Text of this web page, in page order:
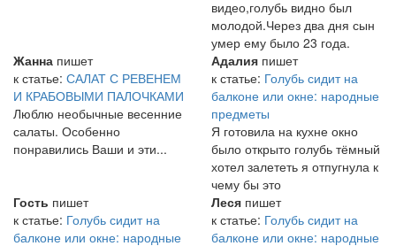
видео,голубь видно был
молодой.Через два дня сын
умер ему было 23 года.
Жанна пишет
к статье: САЛАТ С РЕВЕНЕМ
И КРАБОВЫМИ ПАЛОЧКАМИ
Люблю необычные весенние
салаты. Особенно
понравились Ваши и эти...
Адалия пишет
к статье: Голубь сидит на
балконе или окне: народные
предметы
Я готовила на кухне окно
было открыто голубь тёмный
хотел залететь я отпугнула к
чему бы это
Гость пишет
к статье: Голубь сидит на
балконе или окне: народные
Леся пишет
к статье: Голубь сидит на
балконе или окне: народные